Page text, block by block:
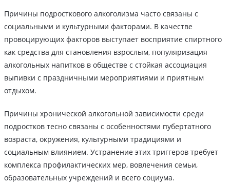
Причины подросткового алкоголизма часто связаны с
социальными и культурными факторами. В качестве
провоцирующих факторов выступает восприятие спиртного
как средства для становления взрослым, популяризация
алкогольных напитков в обществе с стойкая ассоциация
выпивки с праздничными мероприятиями и приятным
отдыхом.
Причины хронической алкогольной зависимости среди
подростков тесно связаны с особенностями пубертатного
возраста, окружения, культурными традициями и
социальным влиянием. Устранение этих триггеров требует
комплекса профилактических мер, вовлечения семьи,
образовательных учреждений и всего социума.